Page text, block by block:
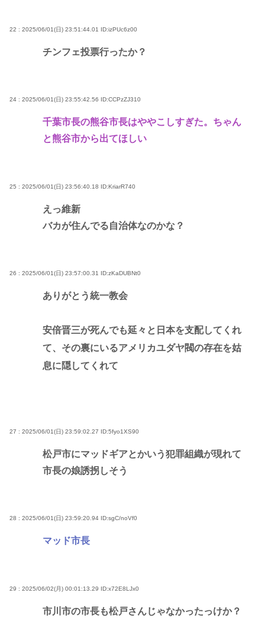
22 : 2025/06/01(日) 23:51:44.01 ID:izPUc6z00
チンフェ投票行ったか？
24 : 2025/06/01(日) 23:55:42.56 ID:CCPzZJ310
千葉市長の熊谷市長はややこしすぎた。ちゃん
と熊谷市から出てほしい
25 : 2025/06/01(日) 23:56:40.18 ID:KriarR740
えっ維新
バカが住んでる自治体なのかな？
26 : 2025/06/01(日) 23:57:00.31 ID:zKaDUBNt0
ありがとう統一教会
安倍晋三が死んでも延々と日本を支配してくれ
て、その裏にいるアメリカユダヤ閥の存在を姑
息に隠してくれて
27 : 2025/06/01(日) 23:59:02.27 ID:5fyo1XS90
松戸市にマッドギアとかいう犯罪組織が現れて
市長の娘誘拐しそう
28 : 2025/06/01(日) 23:59:20.94 ID:sgC/noVf0
マッド市長
29 : 2025/06/02(月) 00:01:13.29 ID:x72E8LJx0
市川市の市長も松戸さんじゃなかったっけか？